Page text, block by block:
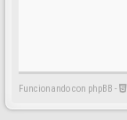
Funcionando con phpBB -